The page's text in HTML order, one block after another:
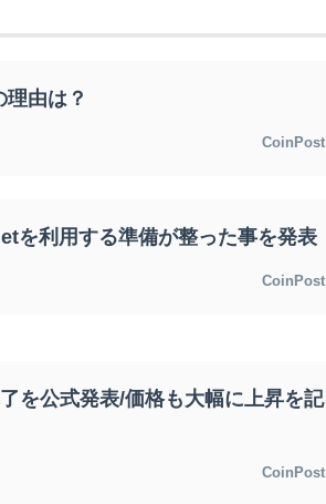
由は？
CoinPost
を利用する準備が整った事を発表
CoinPost
を公式発表/価格も大幅に上昇を記
CoinPost